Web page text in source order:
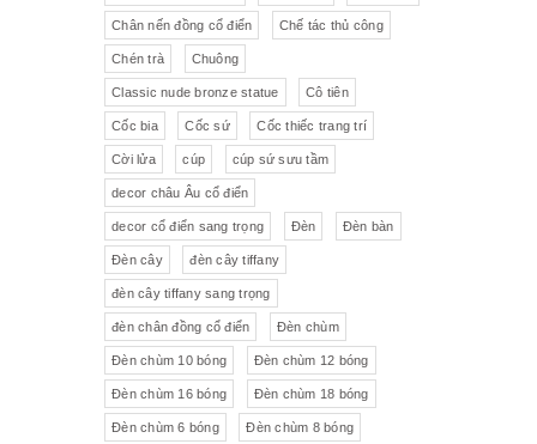
Đồng hồ để bàn Đồ nội thất
Pha lê màu đắp hoa nổi
Pha lê Đĩa trang trí
Sứ hồng
Ấm chén sứ Tiệp Bộ trà
Sữa
Tượng đồng Thảm
Độc bình Đồ đồng
Chế tác thủ công Hennessy
Johnie Walker Pháp
L'art Bronze Qualité France
Karlovy Vary
Chân nến đồng cổ điển Chế tác thủ công
Chén trà Chuông
Classic nude bronze statue Cô tiên
Cốc bia Cốc sứ Cốc thiếc trang trí
Cời lửa cúp cúp sứ sưu tầm
decor châu Âu cổ điển
decor cổ điển sang trọng Đèn Đèn bàn
Đèn cây đèn cây tiffany
đèn cây tiffany sang trọng
đèn chân đồng cổ điển Đèn chùm
Đèn chùm 10 bóng Đèn chùm 12 bóng
Đèn chùm 16 bóng Đèn chùm 18 bóng
Đèn chùm 6 bóng Đèn chùm 8 bóng